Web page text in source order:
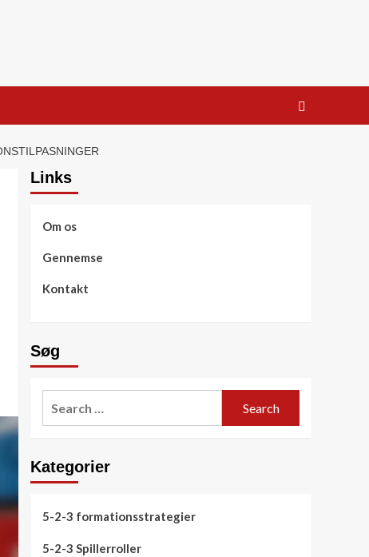
Links
Om os
Gennemse
Kontakt
Søg
Kategorier
5-2-3 formationsstrategier
5-2-3 Spillerroller